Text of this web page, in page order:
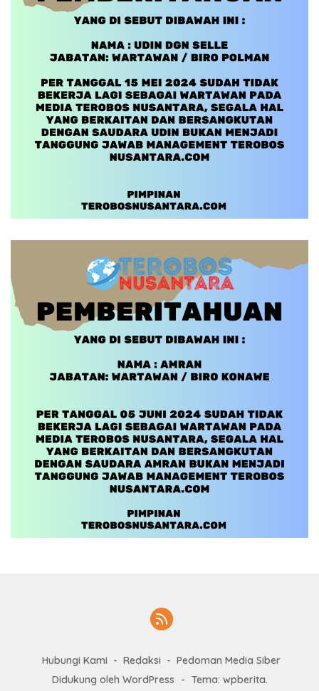
Hubungi Kami Redaksi
Pedoman Media Siber
Didukung oleh WordPress
- Tema: wpberita.